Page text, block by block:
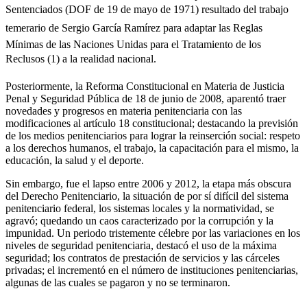
Telegram
Sentenciados (DOF de 19 de mayo de 1971) resultado del trabajo
temerario de Sergio García Ramírez para adaptar las Reglas
Mínimas de las Naciones Unidas para el Tratamiento de los
Reclusos (1) a la realidad nacional.
Posteriormente, la Reforma Constitucional en Materia de Justicia
Penal y Seguridad Pública de 18 de junio de 2008, aparentó traer
novedades y progresos en materia penitenciaria con las
modificaciones al artículo 18 constitucional; destacando la previsión
de los medios penitenciarios para lograr la reinserción social: respeto
a los derechos humanos, el trabajo, la capacitación para el mismo, la
educación, la salud y el deporte.
Sin embargo, fue el lapso entre 2006 y 2012, la etapa más obscura
del Derecho Penitenciario, la situación de por sí difícil del sistema
penitenciario federal, los sistemas locales y la normatividad, se
agravó; quedando un caos caracterizado por la corrupción y la
impunidad. Un periodo tristemente célebre por las variaciones en los
niveles de seguridad penitenciaria, destacó el uso de la máxima
seguridad; los contratos de prestación de servicios y las cárceles
privadas; el incrementó en el número de instituciones penitenciarias,
algunas de las cuales se pagaron y no se terminaron.